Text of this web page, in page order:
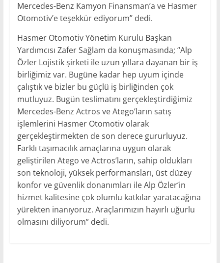
Mercedes-Benz Kamyon Finansman’a ve Hasmer
Otomotiv’e teşekkür ediyorum” dedi.
Hasmer Otomotiv Yönetim Kurulu Başkan
Yardımcısı Zafer Sağlam da konuşmasında; “Alp
Özler Lojistik şirketi ile uzun yıllara dayanan bir iş
birliğimiz var. Bugüne kadar hep uyum içinde
çalıştık ve bizler bu güçlü iş birliğinden çok
mutluyuz. Bugün teslimatını gerçekleştirdiğimiz
Mercedes-Benz Actros ve Atego’ların satış
işlemlerini Hasmer Otomotiv olarak
gerçekleştirmekten de son derece gururluyuz.
Farklı taşımacılık amaçlarına uygun olarak
geliştirilen Atego ve Actros’ların, sahip oldukları
son teknoloji, yüksek performansları, üst düzey
konfor ve güvenlik donanımları ile Alp Özler’in
hizmet kalitesine çok olumlu katkılar yaratacağına
yürekten inanıyoruz. Araçlarımızın hayırlı uğurlu
olmasını diliyorum” dedi.